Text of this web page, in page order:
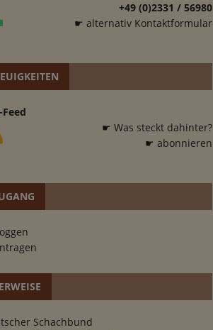
+49 (0)2331 / 56980
☛ alternativ Kontaktformular
Feed
☛ Was steckt dahinter?
☛ abonnieren
Schachbund